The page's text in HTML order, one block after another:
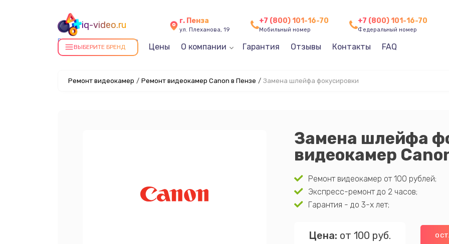
iq-video.ru
Ремонт видеокамер в Пензе
г. Пенза
ул. Плеханова, 19
+7 (800) 101-16-70
Мобильный номер
+7 (800) 101-16-70
Федеральный номер
ВЫБЕРИТЕ БРЕНД Цены О компании Гарантия Отзывы Контакты FAQ
Ремонт видеокамер / Ремонт видеокамер Canon в Пензе / Замена шлейфа фокусировки
Замена шлейфа
видеокамер
Ремонт видеокамер от 100 рублей;
Экспресс-ремонт до 2 часов;
Гарантия - до 3-х лет;
Цена: от 100 руб.